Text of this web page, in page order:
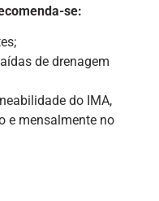
se:
de drenagem
do IMA,
e mensalmente no